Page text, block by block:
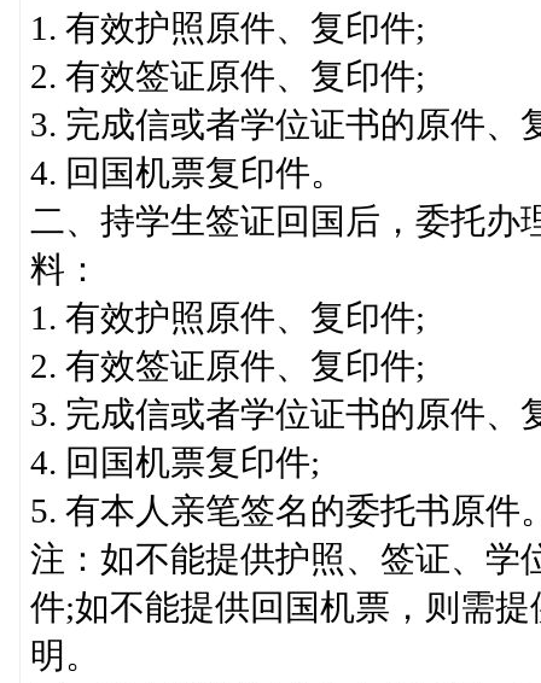
1. 有效护照原件、复印件;
2. 有效签证原件、复印件;
3. 完成信或者学位证书的原件、
4. 回国机票复印件。
二、持学生签证回国后，委托办
料：
1. 有效护照原件、复印件;
2. 有效签证原件、复印件;
3. 完成信或者学位证书的原件、
4. 回国机票复印件;
5. 有本人亲笔签名的委托书原件
注：如不能提供护照、签证、学
件;如不能提供回国机票，则需
明。